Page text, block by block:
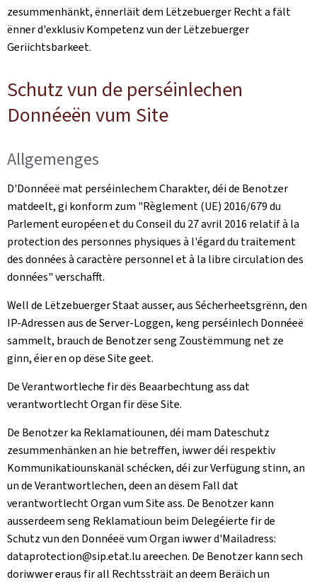
zesummenhänkt, ënnerläit dem Lëtzebuerger Recht a fält
ënner d'exklusiv Kompetenz vun der Lëtzebuerger
Geriichtsbarkeet.
Schutz vun de perséinlechen
Donnéeën vum Site
Allgemenges
D'Donnéeë mat perséinlechem Charakter, déi de Benotzer
matdeelt, gi konform zum "Règlement (UE) 2016/679 du
Parlement européen et du Conseil du 27 avril 2016 relatif à la
protection des personnes physiques à l'égard du traitement
des données à caractère personnel et à la libre circulation des
données" verschafft.
Well de Lëtzebuerger Staat ausser, aus Sécherheetsgrënn, den
IP-Adressen aus de Server-Loggen, keng perséinlech Donnéeë
sammelt, brauch de Benotzer seng Zoustëmmung net ze
ginn, éier en op dëse Site geet.
De Verantwortleche fir dës Beaarbechtung ass dat
verantwortlecht Organ fir dëse Site.
De Benotzer ka Reklamatiounen, déi mam Dateschutz
zesummenhänken an hie betreffen, iwwer déi respektiv
Kommunikatiounskanäl schécken, déi zur Verfügung stinn, an
un de Verantwortlechen, deen an dësem Fall dat
verantwortlecht Organ vum Site ass. De Benotzer kann
ausserdeem seng Reklamatioun beim Delegéierte fir de
Schutz vun den Donnéeë vum Organ iwwer d'Mailadress:
dataprotection@sip.etat.lu areechen. De Benotzer kann sech
doriwwer eraus fir all Rechtssträit an deem Beräich un